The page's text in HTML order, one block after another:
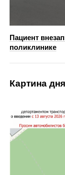
Пациент
поликлинике
Картина дня